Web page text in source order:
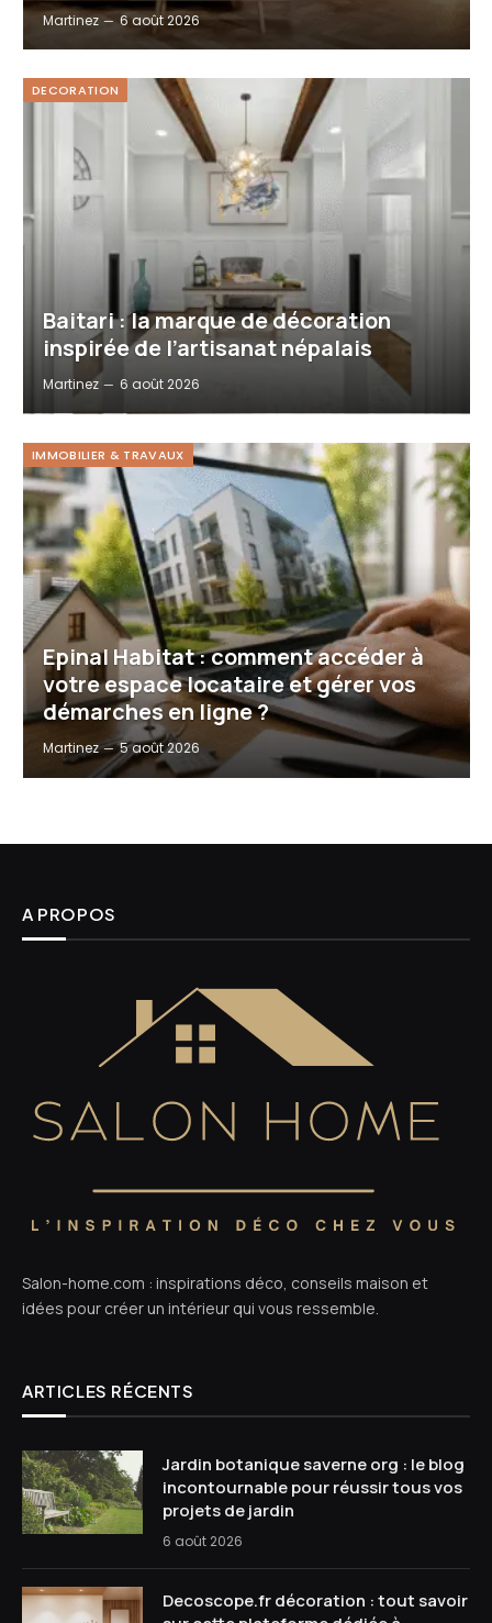
Martinez 6 août 2026
DECORATION
Baitari : la marque de décoration
inspirée de l’artisanat népalais
Martinez 6 août 2026
IMMOBILIER & TRAVAUX
Epinal Habitat : comment accéder à
votre espace locataire et gérer vos
démarches en ligne ?
Martinez 5 août 2026
A PROPOS
Salon-home.com : inspirations déco, conseils maison et
idées pour créer un intérieur qui vous ressemble.
ARTICLES RÉCENTS
Jardin botanique saverne org : le blog
incontournable pour réussir tous vos
projets de jardin
6 août 2026
Decoscope.fr décoration : tout savoir